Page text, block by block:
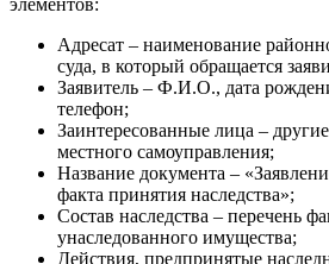
Адресат – наименование
суда, в который обращается
Заявитель – Ф.И.О., дата
телефон;
Заинтересованные лица –
местного самоуправления;
Название документа –
факта принятия наследства»;
Состав наследства – перечень
унаследованного имущества;
Действия, предпринятые